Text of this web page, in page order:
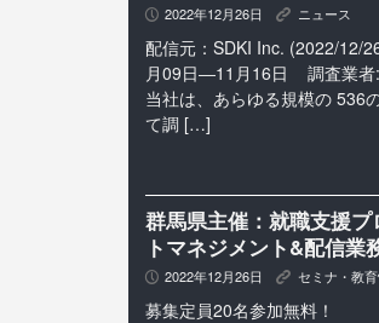
P 2022年12月26日 K ニュース
配信元：SDKI Inc. (2022/12/
月09日―11月16日 調査業
当社は、あらゆる規模の 536
て調 […]
群馬県主催：就職支援
トマネジメント&配信業
P 2022年12月26日 K セミナ・教
募集定員20名参加無料！